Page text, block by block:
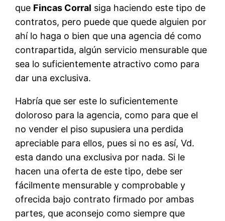
que Fincas Corral siga haciendo este tipo de
contratos, pero puede que quede alguien por
ahí lo haga o bien que una agencia dé como
contrapartida, algún servicio mensurable que
sea lo suficientemente atractivo como para
dar una exclusiva.
Habría que ser este lo suficientemente
doloroso para la agencia, como para que el
no vender el piso supusiera una perdida
apreciable para ellos, pues si no es así, Vd.
esta dando una exclusiva por nada. Si le
hacen una oferta de este tipo, debe ser
fácilmente mensurable y comprobable y
ofrecida bajo contrato firmado por ambas
partes, que aconsejo como siempre que